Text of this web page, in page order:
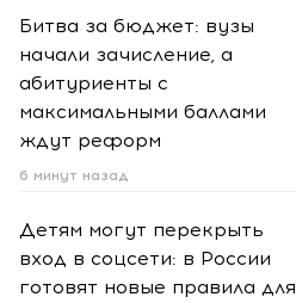
Битва за бюджет: вузы
начали зачисление, а
абитуриенты с
максимальными баллами
ждут реформ
6 минут назад
Детям могут перекрыть
вход в соцсети: в России
готовят новые правила для